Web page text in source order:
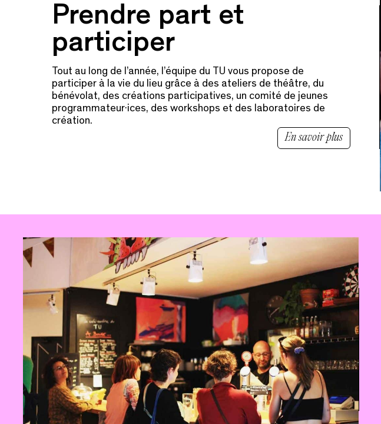
Prendre part et
participer
Tout au long de l’année, l’équipe du TU vous propose de
participer à la vie du lieu grâce à des ateliers de théâtre, du
bénévolat, des créations participatives, un comité de jeunes
programmateur·ices, des workshops et des laboratoires de
création.
En savoir plus